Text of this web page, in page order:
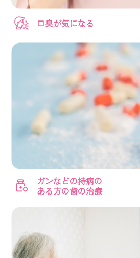
口臭が気になる
ガンなどの持病の
ある方の歯の治療